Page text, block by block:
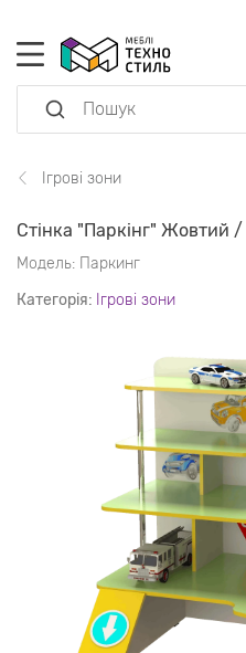
Ігрові зони
Стінка "Паркінг" Жовтий
Модель: Паркинг
Категорія: Ігрові зони